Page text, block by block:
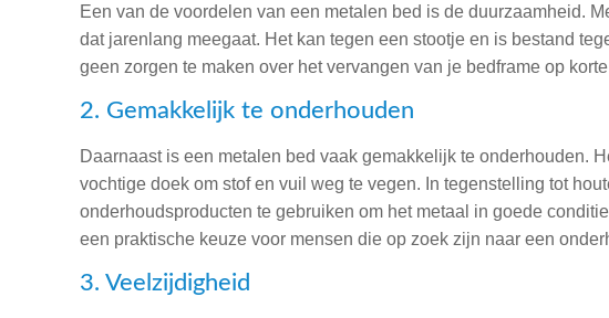
Een van de voordelen van een metalen bed is de duurzaamheid.
dat jarenlang meegaat. Het kan tegen een stootje en is bestand
geen zorgen te maken over het vervangen van je bedframe op
2. Gemakkelijk te onderhouden
Daarnaast is een metalen bed vaak gemakkelijk te onderhouden.
vochtige doek om stof en vuil weg te vegen. In tegenstelling tot
onderhoudsproducten te gebruiken om het metaal in goede
een praktische keuze voor mensen die op zoek zijn naar een
3. Veelzijdigheid